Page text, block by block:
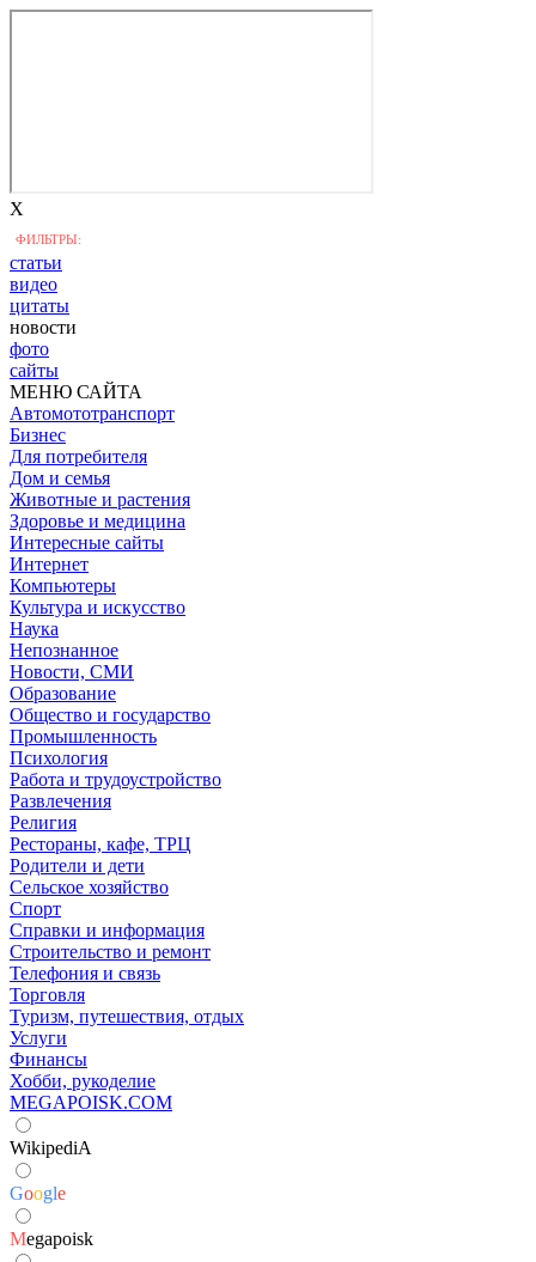
X
ФИЛЬТРЫ:
статьи
видео
цитаты
новости
фото
сайты
МЕНЮ САЙТА
Автомототранспорт
Бизнес
Для потребителя
Дом и семья
Животные и растения
Здоровье и медицина
Интересные сайты
Интернет
Компьютеры
Культура и искусство
Наука
Непознанное
Новости, СМИ
Образование
Общество и государство
Промышленность
Психология
Работа и трудоустройство
Развлечения
Религия
Рестораны, кафе, ТРЦ
Родители и дети
Сельское хозяйство
Спорт
Справки и информация
Строительство и ремонт
Телефония и связь
Торговля
Туризм, путешествия, отдых
Услуги
Финансы
Хобби, рукоделие
MEGAPOISK.COM
WikipediA
Google
Megapoisk